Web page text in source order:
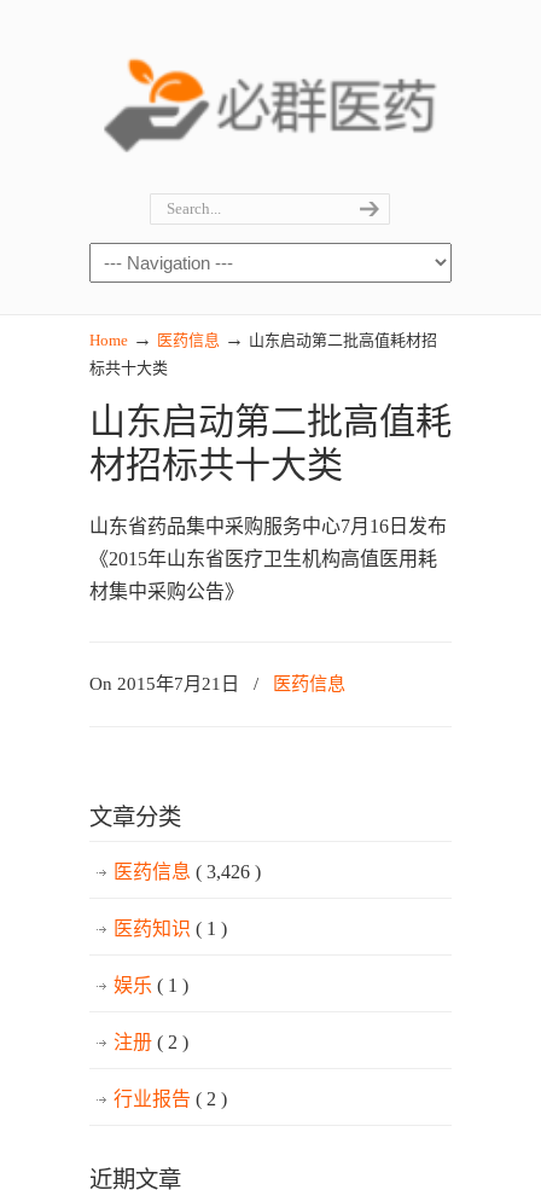
Home → 医药信息 → 山东启动第二批高值耗材招
标共十大类
山东启动第二批高值耗
材招标共十大类
山东省药品集中采购服务中心7月16日发布
《2015年山东省医疗卫生机构高值医用耗
材集中采购公告》
On 2015年7月21日 / 医药信息
文章分类
医药信息 ( 3,426 )
医药知识 ( 1 )
娱乐 ( 1 )
注册 ( 2 )
行业报告 ( 2 )
近期文章